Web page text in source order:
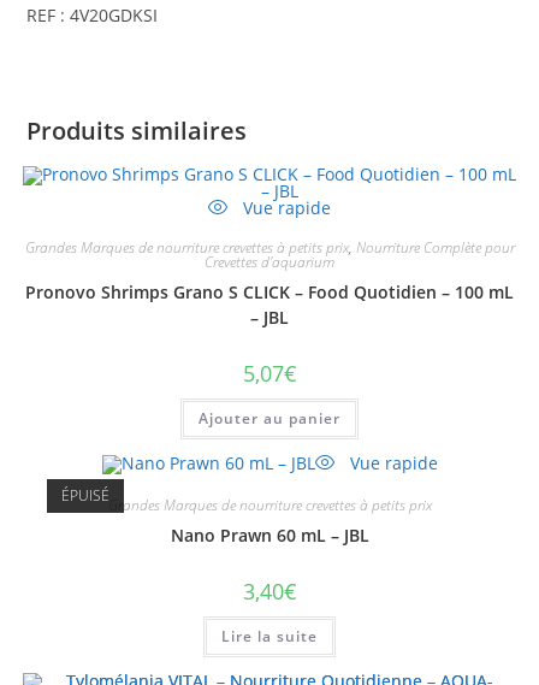
REF : 4V20GDKSI
Produits similaires
Vue rapide
Grandes Marques de nourriture crevettes à petits prix, Nourriture Complète pour
Crevettes d'aquarium
Pronovo Shrimps Grano S CLICK – Food Quotidien – 100 mL
– JBL
5,07€
Ajouter au panier
ÉPUISÉ
Vue rapide
Grandes Marques de nourriture crevettes à petits prix
Nano Prawn 60 mL – JBL
3,40€
Lire la suite